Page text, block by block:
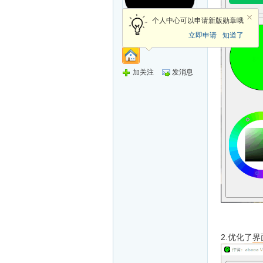
侠客
个人中心可以申请新版勋章哦
立即申请
知道了
加关注 发消息
2.优化了界